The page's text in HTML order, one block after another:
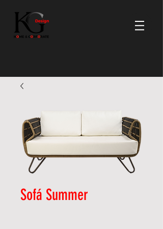
Sofá Summer